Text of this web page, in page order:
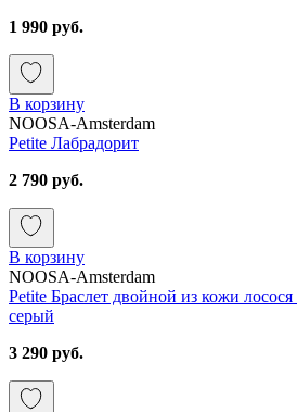
1 990 руб.
В корзину
NOOSA-Amsterdam
Petite Лабрадорит
2 790 руб.
В корзину
NOOSA-Amsterdam
Petite Браслет двойной из кожи
серый
3 290 руб.